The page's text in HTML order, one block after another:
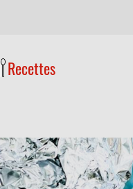
Recettes